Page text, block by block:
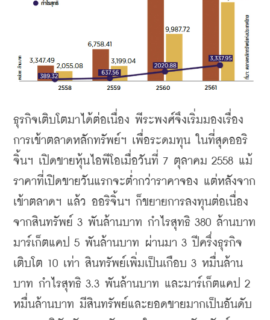
ธุรกิจเติบโตมาได้ต่อเนื่อง พีระพงศ์จึงเริ่มมองเรื่อง
การเข้าตลาดหลักทรัพย์ฯ เพื่อระดมทุน
ในที่สุดออริ
จิ้นฯ เปิดขายหุ้นไอพีโอเมื่อวันที่ 7 ตุลาคม 2558 แม้
ราคาที่เปิดขายวันแรกจะต่ำกว่าราคาจอง แต่หลังจาก
เข้าตลาดฯ แล้ว ออริจิ้นฯ ก็ขยายการลงทุนต่อเนื่อง
จากสินทรัพย์ 3 พันล้านบาท กำไรสุทธิ 380 ล้านบาท
มาร์เก็ตแคป 5 พันล้านบาท ผ่านมา 3 ปีครึ่งธุรกิจ
เติบโต 10 เท่า สินทรัพย์เพิ่มเป็นเกือบ 3 หมื่นล้าน
บาท กำไรสุทธิ 3.3 พันล้านบาท และมาร์เก็ตแคป
หมื่นล้านบาท มีสินทรัพย์และยอดขายมากเป็นอันดับ